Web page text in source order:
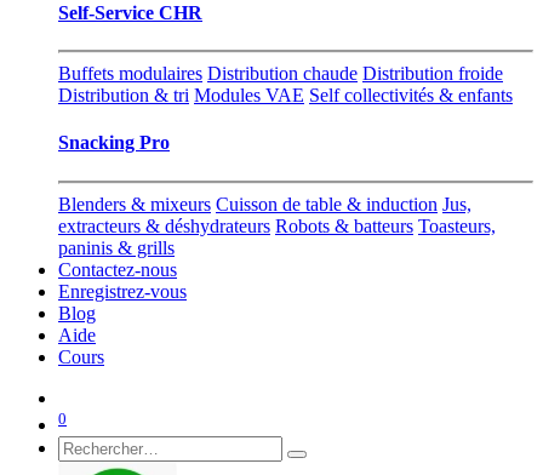
Self-Service CHR
Buffets modulaires Distribution chaude Distribution froide
Distribution & tri Modules VAE Self collectivités & enfants
Snacking Pro
Blenders & mixeurs Cuisson de table & induction Jus,
extracteurs & déshydrateurs Robots & batteurs Toasteurs,
paninis & grills
Contactez-nous
Enregistrez-vous
Blog
Aide
Cours
0